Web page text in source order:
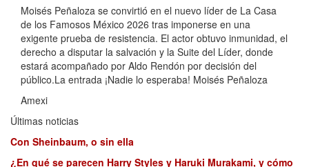
Moisés Peñaloza se convirtió en el nuevo líder de La Casa
de los Famosos México 2026 tras imponerse en una
exigente prueba de resistencia. El actor obtuvo inmunidad, el
derecho a disputar la salvación y la Suite del Líder, donde
estará acompañado por Aldo Rendón por decisión del
público.La entrada ¡Nadie lo esperaba! Moisés Peñaloza
Amexi
Últimas noticias
Con Sheinbaum, o sin ella
¿En qué se parecen Harry Styles y Haruki Murakami, y cómo